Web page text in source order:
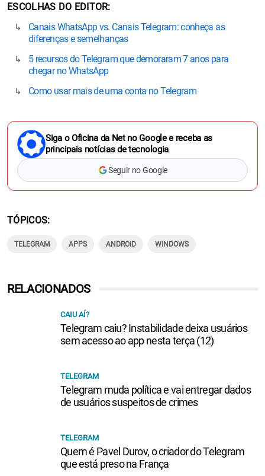
ESCOLHAS DO EDITOR
Canais WhatsApp vs. Canais Telegram: conheça as
diferenças e semelhanças
5 recursos do Telegram que demoraram 7 anos para
chegar no WhatsApp
Como usar mais de uma conta no Telegram
Siga o Oficina da Net no Google e receba as
principais notícias de tecnologia
Seguir no Google
TÓPICOS
TELEGRAM APPS ANDROID WINDOWS
RELACIONADOS
CAIU AÍ?
Telegram caiu? Instabilidade deixa usuários
sem acesso ao app nesta terça (12)
TELEGRAM
Telegram muda política e vai entregar dados
de usuários suspeitos de crimes
TELEGRAM
Quem é Pavel Durov, o criador do Telegram
que está preso na França